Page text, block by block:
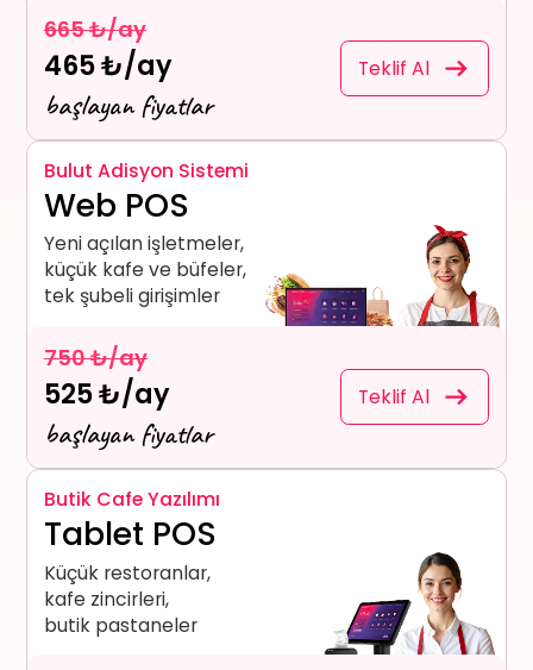
665 ₺/ay
465 ₺/ay
başlayan fiyatlar
Teklif Al
Bulut Adisyon Sistemi
Web POS
Yeni açılan işletmeler,
küçük kafe ve büfeler,
tek şubeli girişimler
750 ₺/ay
525 ₺/ay
başlayan fiyatlar
Teklif Al
Butik Cafe Yazılımı
Tablet POS
Küçük restoranlar,
kafe zincirleri,
butik pastaneler